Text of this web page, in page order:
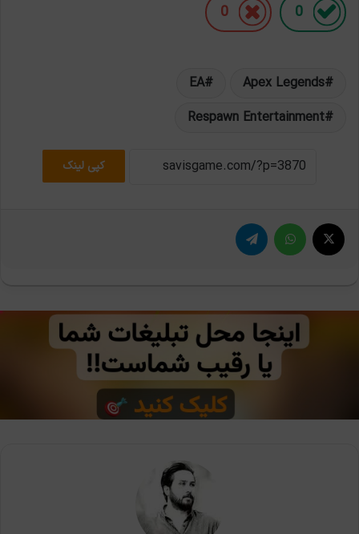
0
0
Apex Legends
EA
Respawn Entertainment
کپی لینک